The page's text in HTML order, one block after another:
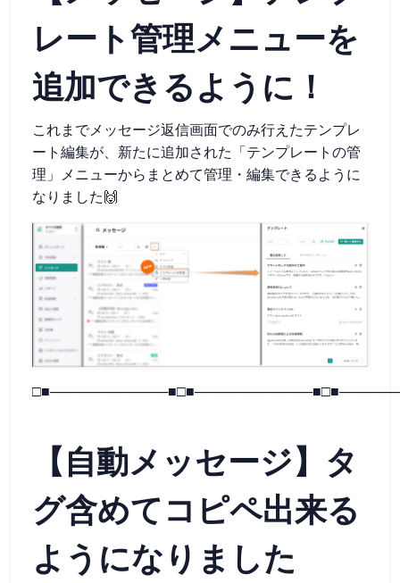
レート管理メニューを
追加できるように！
これまでメッセージ返信画面でのみ行えたテンプレ
ート編集が、新たに追加された「テンプレートの管
理」メニューからまとめて管理・編集できるように
なりました🙌
【自動メッセージ】タ
グ含めてコピペ出来る
ようになりました